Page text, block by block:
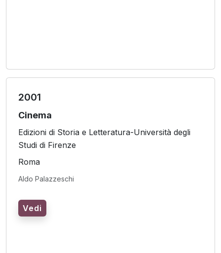
2001
Cinema
Edizioni di Storia e Letteratura-Università degli
Studi di Firenze
Roma
Aldo Palazzeschi
Vedi